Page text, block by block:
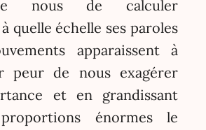
nous de calculer
quelle échelle ses paroles
apparaissent à
peur de nous exagérer
et en grandissant
énormes le